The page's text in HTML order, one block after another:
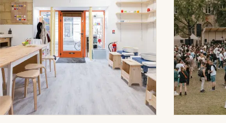
Aquitaine
Newsletter des sorties